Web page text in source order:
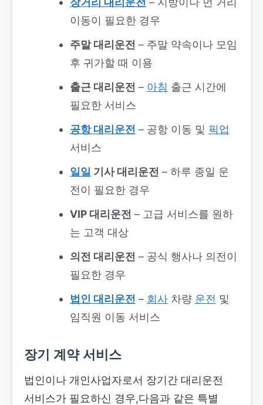
이동이 필요한 경우
주말 대리운전 – 주말 약속이나 모임
후 귀가할 때 이용
출근 대리운전 – 아침 출근 시간에
필요한 서비스
공항 대리운전 – 공항 이동 및 픽업
서비스
일일 기사 대리운전 – 하루 종일 운
전이 필요한 경우
VIP 대리운전 – 고급 서비스를 원하
는 고객 대상
의전 대리운전 – 공식 행사나 의전이
필요한 경우
법인 대리운전 – 회사차량 운전 및
임직원 이동 서비스
장기 계약 서비스
법인이나 개인사업자로서 장기간 대리운전
서비스가 필요하신 경우,다음과 같은 특별